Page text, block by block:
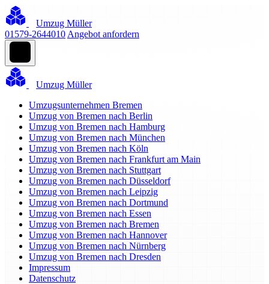
Umzug Müller
01579-2644010 Angebot anfordern
Umzug Müller
Umzugsunternehmen Bremen
Umzug von Bremen nach Berlin
Umzug von Bremen nach Hamburg
Umzug von Bremen nach München
Umzug von Bremen nach Köln
Umzug von Bremen nach Frankfurt am Main
Umzug von Bremen nach Stuttgart
Umzug von Bremen nach Düsseldorf
Umzug von Bremen nach Leipzig
Umzug von Bremen nach Dortmund
Umzug von Bremen nach Essen
Umzug von Bremen nach Bremen
Umzug von Bremen nach Hannover
Umzug von Bremen nach Nürnberg
Umzug von Bremen nach Dresden
Impressum
Datenschutz